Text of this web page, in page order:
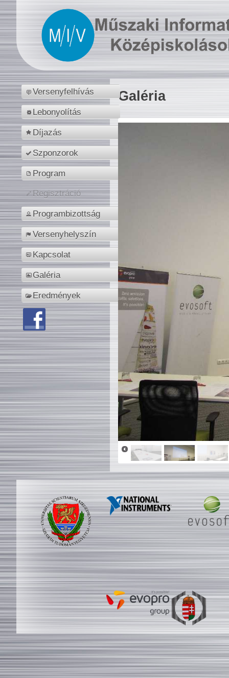
Versenyfelhívás
Lebonyolítás
Díjazás
Szponzorok
Program
Regisztráció
Programbizottság
Versenyhelyszín
Kapcsolat
Galéria
Eredmények
Galéria